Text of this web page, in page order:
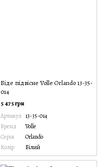
Біде підвісне Volle Orlando 13-35-
014
5 475 грн
Артикул 13-35-014
Бренд
Volle
Серія
Orlando
Колір
Білий